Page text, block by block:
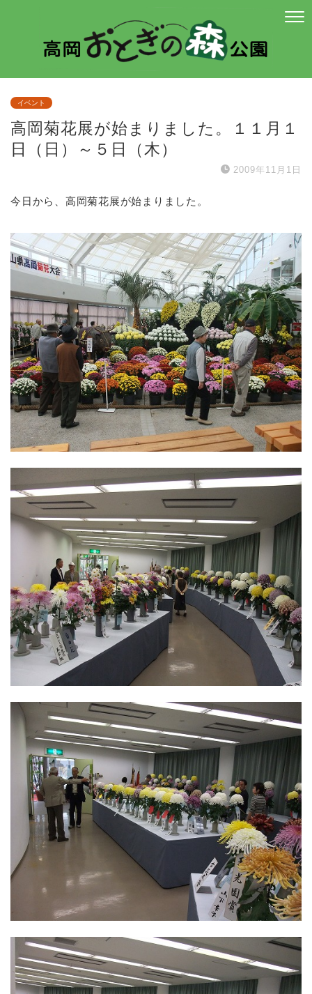
イベント
高岡菊花展が始まりました。１１月１
日（日）～５日（木）
2009年11月1日
今日から、高岡菊花展が始まりました。